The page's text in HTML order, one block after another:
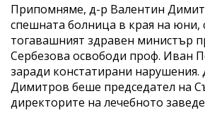
Припомняме, д-р Валентин
спешната болница в края на юни,
тогавашният здравен министър
Сербезова освободи проф. Иван
заради констатирани нарушения.
Димитров беше председател на
директорите на лечебното